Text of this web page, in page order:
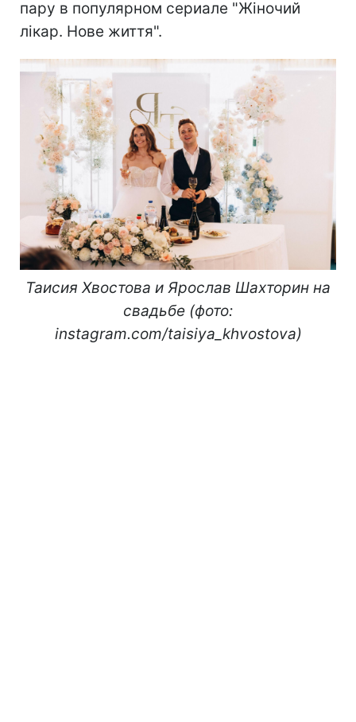
пару в популярном сериале "Жіночий
лікар. Нове життя".
Таисия Хвостова и Ярослав Шахторин на
свадьбе (фото:
instagram.com/taisiya_khvostova)